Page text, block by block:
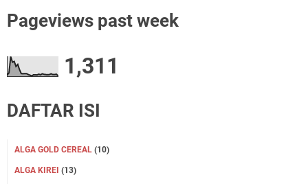
Pageviews past week
1,311
DAFTAR ISI
ALGA GOLD CEREAL (10)
ALGA KIREI (13)